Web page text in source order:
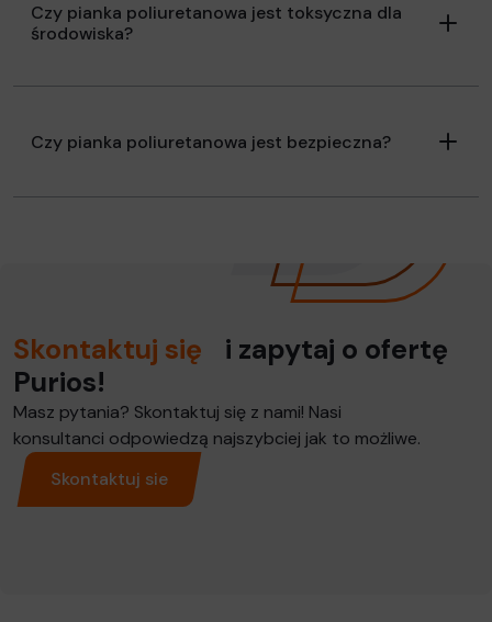
Czy pianka poliuretanowa jest toksyczna dla
środowiska?
Czy pianka poliuretanowa jest bezpieczna?
Skontaktuj się i zapytaj o ofertę
Purios!
Masz pytania? Skontaktuj się z nami! Nasi
konsultanci odpowiedzą najszybciej jak to możliwe.
Skontaktuj sie